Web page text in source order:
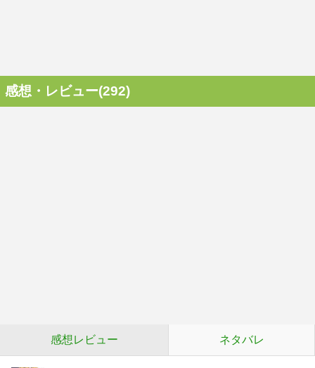
感想・レビュー(292)
感想レビュー ネタバレ